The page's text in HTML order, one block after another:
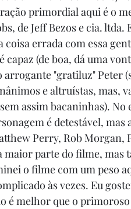
primordial aqui é o
de Jeff Bezos e cia.
errada com essa
capaz (de boa, dá uma
"gratiluz" Peter
e altruístas, mas,
assim bacaninhas).
é detestável,
Perry, Rob Morgan,
maior parte do filme, mas
o filme com um peso
às vezes. Eu
é melhor que o